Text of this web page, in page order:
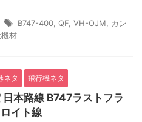
B747-400 QF VH-OJM
カン
材
ネタ 飛行機ネタ
日本路線 B747ラストフラ
イト線